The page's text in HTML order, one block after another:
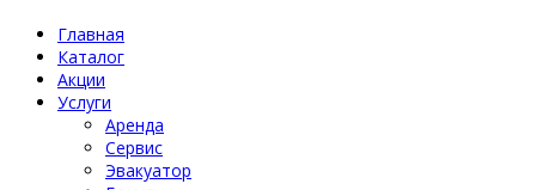
Главная
Каталог
Акции
Услуги
Аренда
Сервис
Эвакуатор